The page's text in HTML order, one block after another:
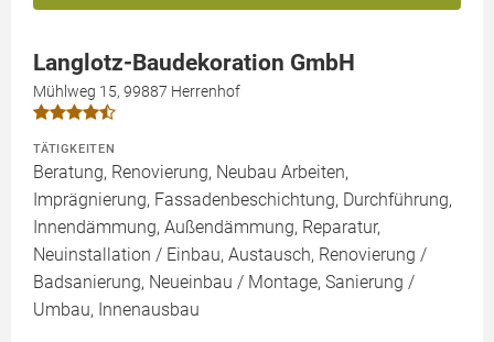
Langlotz-Baudekoration GmbH
Mühlweg 15, 99887 Herrenhof
TÄTIGKEITEN
Beratung, Renovierung, Neubau Arbeiten,
Imprägnierung, Fassadenbeschichtung, Durchführung,
Innendämmung, Außendämmung, Reparatur,
Neuinstallation / Einbau, Austausch, Renovierung /
Badsanierung, Neueinbau / Montage, Sanierung /
Umbau, Innenausbau